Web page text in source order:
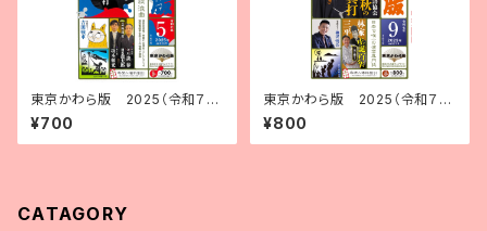
東京かわら版 2025（令和７）
年５月号
¥700
東京かわら版 2025（令和７）
年９月号
¥800
CATAGORY